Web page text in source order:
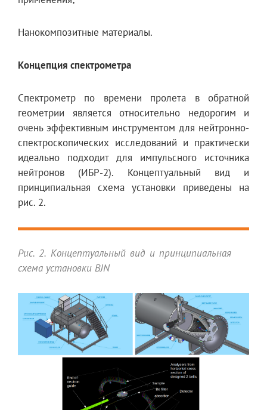
Нанокомпозитные материалы.
Концепция спектрометра
Спектрометр по времени пролета в обратной
геометрии является относительно недорогим и
очень эффективным инструментом для нейтронно-
спектроскопических исследований и практически
идеально подходит для импульсного источника
нейтронов (ИБР-2). Концептуальный вид и
принципиальная схема установки приведены на
рис. 2.
Рис. 2. Концептуальный вид и принципиальная
схема установки BJN